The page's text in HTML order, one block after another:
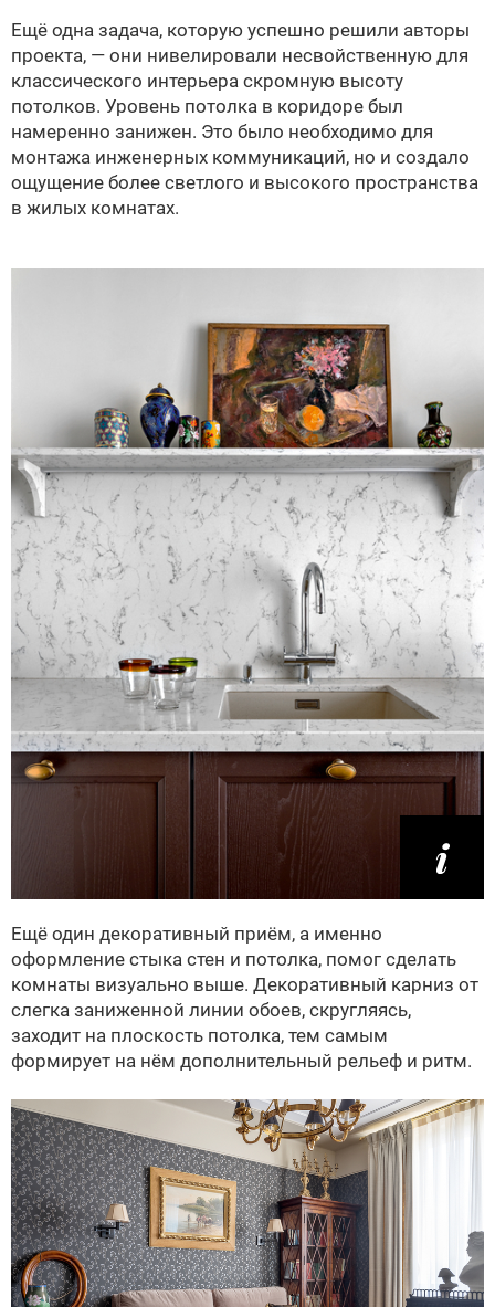
Ещё одна задача, которую успешно решили авторы
проекта, — они нивелировали несвойственную для
классического интерьера скромную высоту
потолков. Уровень потолка в коридоре был
намеренно занижен. Это было необходимо для
монтажа инженерных коммуникаций, но и создало
ощущение более светлого и высокого пространства
в жилых комнатах.
Ещё один декоративный приём, а именно
оформление стыка стен и потолка, помог сделать
комнаты визуально выше. Декоративный карниз от
слегка заниженной линии обоев, скругляясь,
заходит на плоскость потолка, тем самым
формирует на нём дополнительный рельеф и ритм.